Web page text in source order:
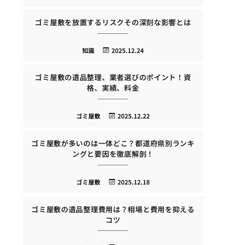
ゴミ屋敷を放置するリスクその深刻な影響とは
2025.12.24
知識
ゴミ屋敷の遺品整理、業者選びのポイント！資
格、実績、料金
2025.12.22
ゴミ屋敷
ゴミ屋敷が多いのは一体どこ？都道府県別ランキ
ングと要因を徹底解剖！
2025.12.18
ゴミ屋敷
ゴミ屋敷の遺品整理費用は？相場と費用を抑える
コツ